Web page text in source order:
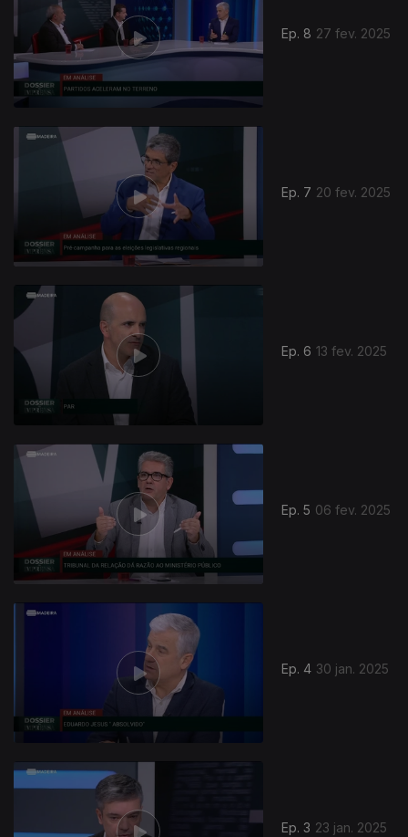
Ep. 8 27 fev. 2025
Ep. 7 20 fev. 2025
Ep. 6 13 fev. 2025
Ep. 5 06 fev. 2025
Ep. 4 30 jan. 2025
Ep. 3 23 jan. 2025
824938